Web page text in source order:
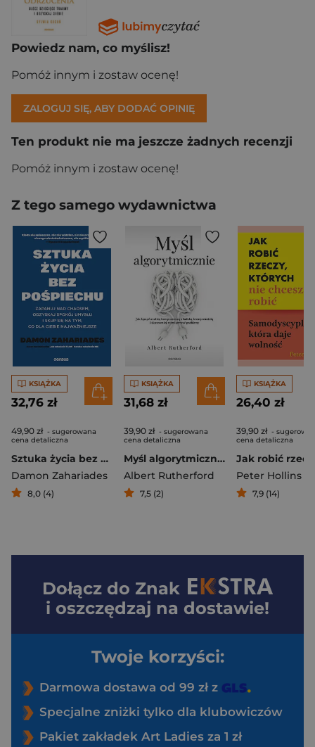
Powiedz nam, co myślisz!
Pomóż innym i zostaw ocenę!
ZALOGUJ SIĘ, ABY DODAĆ OPINIĘ
Ten produkt nie ma jeszcze żadnych recenzji
Pomóż innym i zostaw ocenę!
Z tego samego wydawnictwa
KSIĄŻKA
32,76 zł
49,90 zł - sugerowana
cena detaliczna
Sztuka życia bez pośpiechu. Zapanuj nad chaosem, odzyskaj spokój umysłu i skup się na tym, co dla Ciebie najważniejsze
Damon Zahariades
8,0 (4)
KSIĄŻKA
31,68 zł
39,90 zł - sugerowana
cena detaliczna
Myśl algorytmicznie. Jak łączyć analizę komputerową z ludzką kreatywnością i skuteczniej rozwiązywać problemy
Albert Rutherford
7,5 (2)
KSIĄŻKA
26,40 zł
39,90 zł -
cena detaliczna
Peter Hollins
7,9 (14)
Dołącz do Znak
i oszczędzaj na dostawie!
Twoje korzyści:
Darmowa dostawa od 99 zł z
Specjalne zniżki tylko dla klubowiczów
Pakiet zakładek Art Ladies za 1 zł